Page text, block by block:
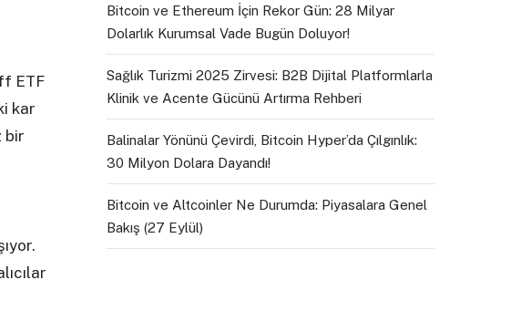
ETF
kar
bir
Bitcoin ve Ethereum İçin Rekor Gün: 28 Milyar
Dolarlık Kurumsal Vade Bugün Doluyor!
Sağlık Turizmi 2025 Zirvesi: B2B Dijital Platformlarla
Klinik ve Acente Gücünü Artırma Rehberi
Balinalar Yönünü Çevirdi, Bitcoin Hyper’da Çılgınlık:
30 Milyon Dolara Dayandı!
Bitcoin ve Altcoinler Ne Durumda: Piyasalara Genel
Bakış (27 Eylül)